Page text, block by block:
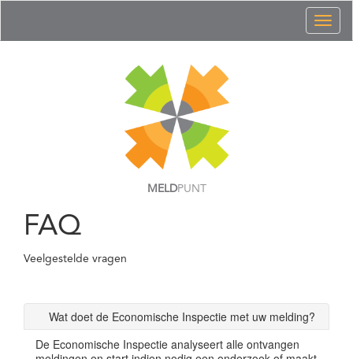
MELDPUNT
FAQ
Veelgestelde vragen
Wat doet de Economische Inspectie met uw melding?
De Economische Inspectie analyseert alle ontvangen